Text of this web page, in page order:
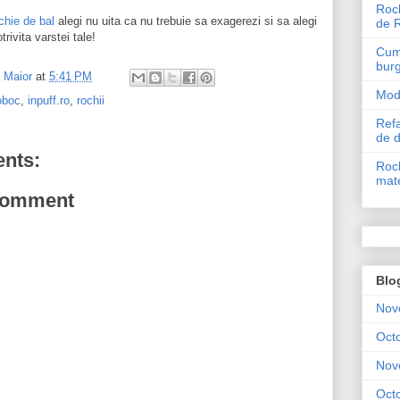
de bal alegi nu uita ca nu trebuie sa exagerezi si sa alegi
varstei tale!
Maior at 5:41 PM
inpuff.ro rochii
de
de